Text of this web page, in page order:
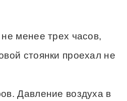
менее трех часов,
стоянки проехал не
Давление воздуха в